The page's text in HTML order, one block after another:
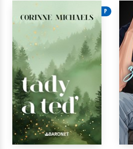
Young adult (SK)
Zahraniční literatura
Všechny tituly
P